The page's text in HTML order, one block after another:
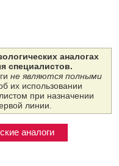
аналогах
специалистов.
не являются полными
их использовании
при назначении
линии.
аналоги